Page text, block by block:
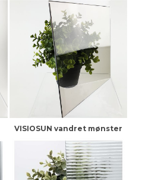
VISIOSUN vandret mønster